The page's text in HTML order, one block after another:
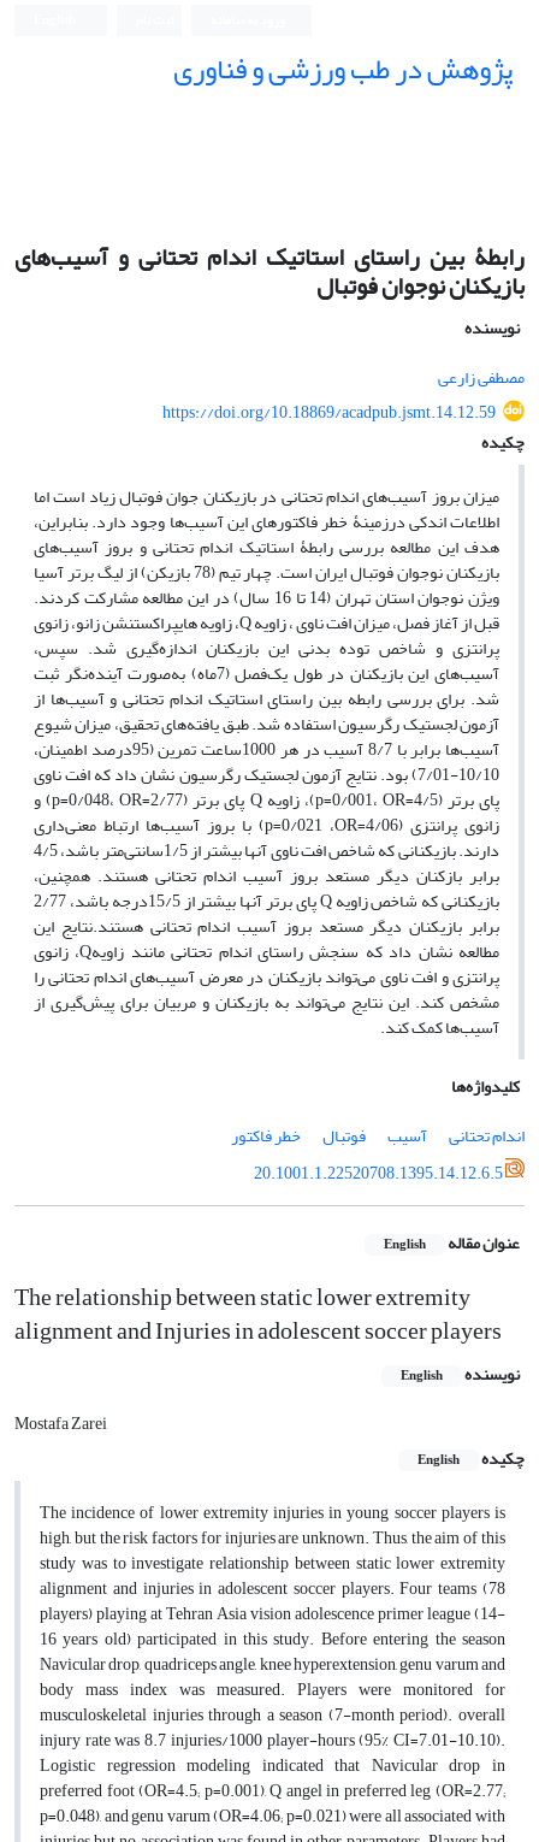
پژوهش در طب ورزشی و فناوری
رابطۀ بین راستای استاتیک اندام تحتانی و آسیب‌های
بازیکنان نوجوان فوتبال
نویسنده
مصطفی زارعی
https://doi.org/10.18869/acadpub.jsmt.14.12.59
چکیده
میزان بروز آسیب‌های اندام تحتانی در بازیکنان جوان فوتبال زیاد است اما
اطلاعات اندکی درزمینۀ خطر فاکتورهای این آسیب‌ها وجود دارد. بنابراین،
هدف این مطالعه بررسی رابطۀ استاتیک اندام تحتانی و بروز آسیب‌های
بازیکنان نوجوان فوتبال ایران است. چهار تیم (78 بازیکن) از لیگ برتر آسیا
ویژن نوجوان استان تهران (14 تا 16 سال) در این مطالعه مشارکت کردند.
قبل از آغاز فصل، میزان افت ناوی ، زاویه Q، زاویه هایپراکستنشن زانو، زانوی
پرانتزی و شاخص توده بدنی این بازیکنان اندازه‌گیری شد. سپس،
آسیب‌های این بازیکنان در طول یک‌فصل (7ماه) به‌صورت آینده‌نگر ثبت
شد. برای بررسی رابطه بین راستای استاتیک اندام تحتانی و آسیب‌ها از
آزمون لجستیک رگرسیون استفاده شد. طبق یافته‌های تحقیق، میزان شیوع
آسیب‌ها برابر با 8/7 آسیب در هر 1000ساعت تمرین (95درصد اطمینان،
10/10-7/01) بود. نتایج آزمون لجستیک رگرسیون نشان داد که افت ناوی
پای برتر (p=0/001، OR=4/5)، زاویه Q پای برتر (p=0/048، OR=2/77) و
زانوی پرانتزی (p=0/021 ،OR=4/06) با بروز آسیب‌ها ارتباط معنی‌داری
دارند. بازیکنانی که شاخص افت ناوی آنها بیشتر از 1/5سانتی‌متر باشد، 4/5
برابر بازکنان دیگر مستعد بروز آسیب اندام تحتانی هستند. همچنین،
بازیکنانی که شاخص زاویه Q پای برتر آنها بیشتر از 15/5درجه باشد، 2/77
برابر بازیکنان دیگر مستعد بروز آسیب اندام تحتانی هستند.نتایج این
مطالعه نشان داد که سنجش راستای اندام تحتانی مانند زاویهQ، زانوی
پرانتزی و افت ناوی می‌تواند بازیکنان در معرض آسیب‌های اندام تحتانی را
مشخص کند. این نتایج می‌تواند به بازیکنان و مربیان برای پیش‌گیری از
آسیب‌ها کمک کند.
کلیدواژه‌ها
اندام تحتانی
آسیب فوتبال
خطر فاکتور
20.1001.1.22520708.1395.14.12.6.5
عنوان مقاله English
The relationship between static lower extremity
alignment and Injuries in adolescent soccer players
نویسنده English
Mostafa Zarei
چکیده
English
The incidence of lower extremity injuries in young soccer players is
high, but the risk factors for injuries are unknown. Thus, the aim of this
study was to investigate relationship between static lower extremity
alignment and injuries in adolescent soccer players.Four teams (78
players) playing at Tehran Asia vision adolescence primer league (14-
16 years old) participated in this study. Before entering the season
Navicular drop, quadriceps angle, knee hyperextension, genu varum and
body mass index was measured. Players were monitored for
musculoskeletal injuries through a season (7-month period). overall
injury rate was 8.7 injuries/1000 player-hours (95% CI=7.01-10.10).
Logistic regression modeling indicated that Navicular drop in
preferred foot (OR=4.5; p=0.001), Q angel in preferred leg (OR=2.77;
p=0.048), and genu varum (OR=4.06; p=0.021) were all associated with